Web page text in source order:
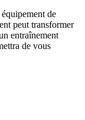
de
peut transformer
entraînement
de vous